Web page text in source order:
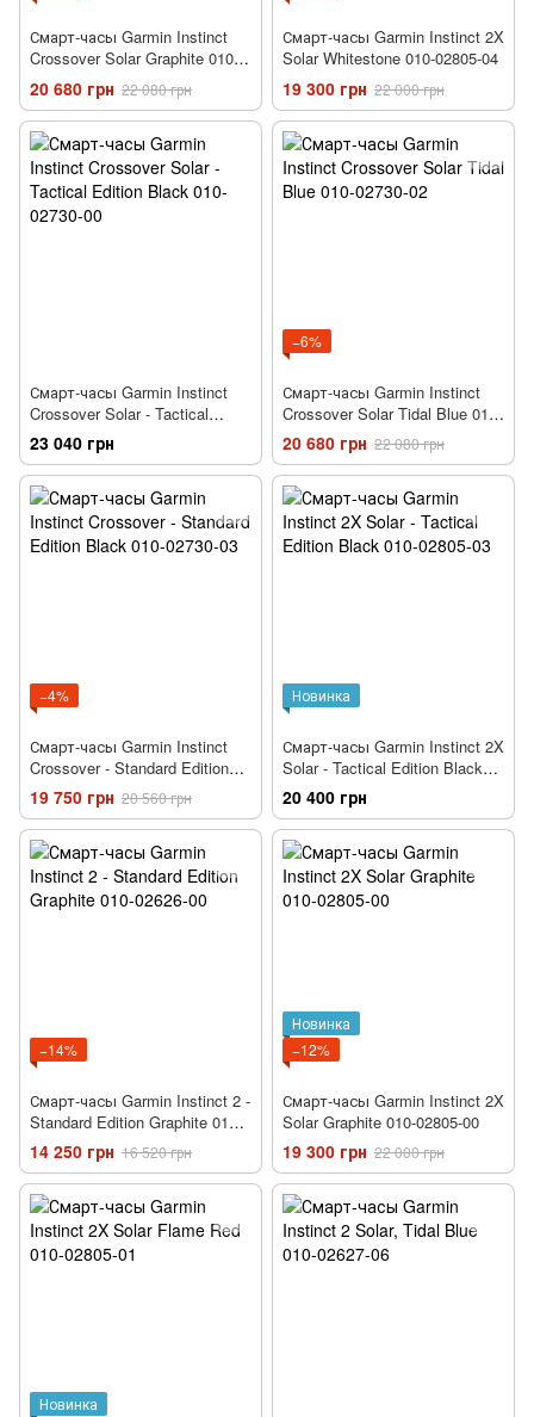
Смарт-часы Garmin Instinct
Crossover Solar Graphite 010-
02730-01
20 680 грн 22 080 грн
Смарт-часы Garmin Instinct 2X
Solar Whitestone 010-02805-04
19 300 грн 22 000 грн
Смарт-часы Garmin Instinct
Crossover Solar - Tactical
Edition Black 010-02730-00
23 040 грн
−6%
Смарт-часы Garmin Instinct
Crossover Solar Tidal Blue 010-
02730-02
20 680 грн 22 080 грн
−4%
Смарт-часы Garmin Instinct
Crossover - Standard Edition
Black 010-02730-03
19 750 грн 20 560 грн
Новинка
Смарт-часы Garmin Instinct 2X
Solar - Tactical Edition Black
010-02805-03
20 400 грн
−14%
Смарт-часы Garmin Instinct 2 -
Standard Edition Graphite 010-
02626-00
14 250 грн 16 520 грн
Новинка
−12%
Смарт-часы Garmin Instinct 2X
Solar Graphite 010-02805-00
19 300 грн 22 000 грн
Новинка